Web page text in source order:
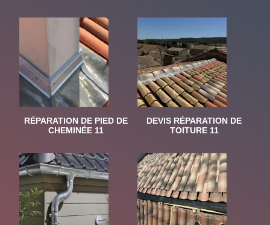
RÉPARATION DE PIED DE
CHEMINÉE 11
DEVIS RÉPARATION DE
TOITURE 11